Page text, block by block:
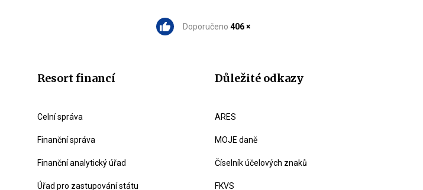
Doporučeno 406 ×
Resort financí
Celní správa
Finanční správa
Finanční analytický úřad
Úřad pro zastupování státu
Důležité odkazy
ARES
MOJE daně
Číselník účelových znaků
FKVS